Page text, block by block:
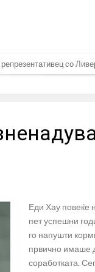
Манчестер доаѓа во
на турнирите на
на Реал: Протекоа
сака да се засили
прогноза: “Тие ќе
во Барселона,
во Реал Мадрид до
Формула 1: Не можеме
на Ливерпул за
Еди Хау повеќе
пет успешни
го напушти
првично имаше
соработката.